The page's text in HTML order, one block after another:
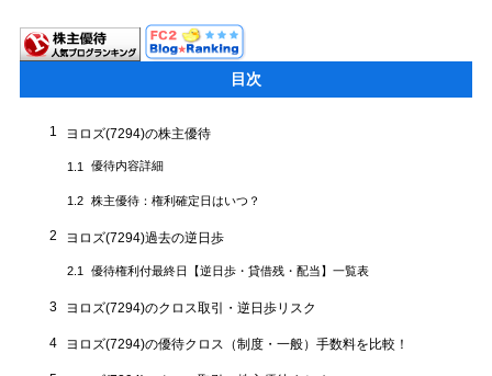
目次
1 ヨロズ(7294)の株主優待
1.1 優待内容詳細
1.2 株主優待：権利確定日はいつ？
2 ヨロズ(7294)過去の逆日歩
2.1 優待権利付最終日【逆日歩・貸借残・配当】一覧表
3 ヨロズ(7294)のクロス取引・逆日歩リスク
4 ヨロズ(7294)の優待クロス（制度・一般）手数料を比較！